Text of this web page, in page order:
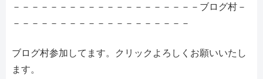
－－－－－－－－－－－－－－－－－－－－ブログ村－
－－－－－－－－－－－－－－－－－－－
ブログ村参加してます。クリックよろしくお願いいたし
ます。